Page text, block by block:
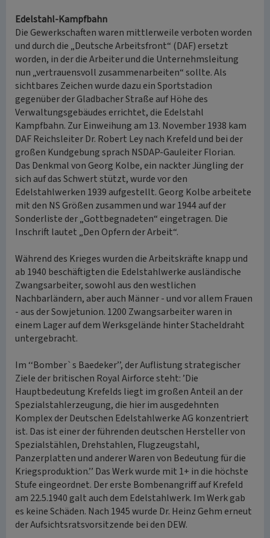
Edelstahl-Kampfbahn
Die Gewerkschaften waren mittlerweile verboten worden
und durch die „Deutsche Arbeitsfront“ (DAF) ersetzt
worden, in der die Arbeiter und die Unternehmsleitung
nun „vertrauensvoll zusammenarbeiten“ sollte. Als
sichtbares Zeichen wurde dazu ein Sportstadion
gegenüber der Gladbacher Straße auf Höhe des
Verwaltungsgebäudes errichtet, die Edelstahl
Kampfbahn. Zur Einweihung am 13. November 1938 kam
DAF Reichsleiter Dr. Robert Ley nach Krefeld und bei der
großen Kundgebung sprach NSDAP-Gauleiter Florian.
Das Denkmal von Georg Kolbe, ein nackter Jüngling der
sich auf das Schwert stützt, wurde vor den
Edelstahlwerken 1939 aufgestellt. Georg Kolbe arbeitete
mit den NS Größen zusammen und war 1944 auf der
Sonderliste der „Gottbegnadeten“ eingetragen. Die
Inschrift lautet „Den Opfern der Arbeit“.
Während des Krieges wurden die Arbeitskräfte knapp und
ab 1940 beschäftigten die Edelstahlwerke ausländische
Zwangsarbeiter, sowohl aus den westlichen
Nachbarländern, aber auch Männer - und vor allem Frauen
- aus der Sowjetunion. 1200 Zwangsarbeiter waren in
einem Lager auf dem Werksgelände hinter Stacheldraht
untergebracht.
Im ‘‘Bomber`s Baedeker’’, der Auflistung strategischer
Ziele der britischen Royal Airforce steht: ’Die
Hauptbedeutung Krefelds liegt im großen Anteil an der
Spezialstahlerzeugung, die hier im ausgedehnten
Komplex der Deutschen Edelstahlwerke AG konzentriert
ist. Das ist einer der führenden deutschen Hersteller von
Spezialstählen, Drehstahlen, Flugzeugstahl,
Panzerplatten und anderer Waren von Bedeutung für die
Kriegsproduktion.’’ Das Werk wurde mit 1+ in die höchste
Stufe eingeordnet. Der erste Bombenangriff auf Krefeld
am 22.5.1940 galt auch dem Edelstahlwerk. Im Werk gab
es keine Schäden. Nach 1945 wurde Dr. Heinz Gehm erneut
der Aufsichtsratsvorsitzende bei den DEW.